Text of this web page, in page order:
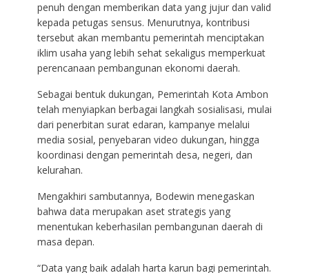
penuh dengan memberikan data yang jujur dan valid
kepada petugas sensus. Menurutnya, kontribusi
tersebut akan membantu pemerintah menciptakan
iklim usaha yang lebih sehat sekaligus memperkuat
perencanaan pembangunan ekonomi daerah.
Sebagai bentuk dukungan, Pemerintah Kota Ambon
telah menyiapkan berbagai langkah sosialisasi, mulai
dari penerbitan surat edaran, kampanye melalui
media sosial, penyebaran video dukungan, hingga
koordinasi dengan pemerintah desa, negeri, dan
kelurahan.
Mengakhiri sambutannya, Bodewin menegaskan
bahwa data merupakan aset strategis yang
menentukan keberhasilan pembangunan daerah di
masa depan.
“Data yang baik adalah harta karun bagi pemerintah.